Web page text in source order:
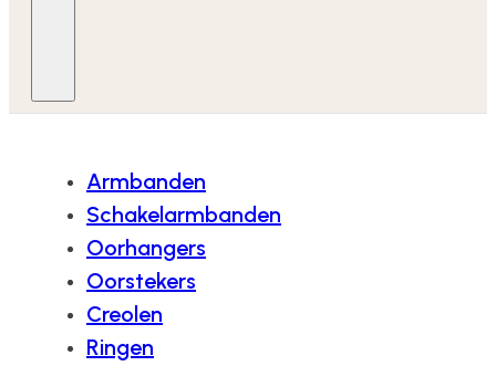
Armbanden
Schakelarmbanden
Oorhangers
Oorstekers
Creolen
Ringen